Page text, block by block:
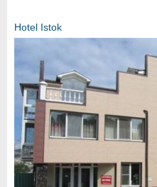
Hotel Istok